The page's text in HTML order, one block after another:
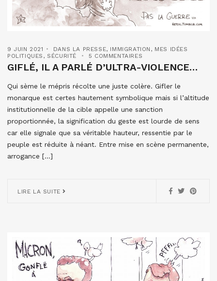
9 JUIN 2021 DANS LA PRESSE, IMMIGRATION , MES IDÉES
POLITIQUES , SÉCURITÉ 5 COMMENTAIRES
GIFLÉ, IL A PARLÉ D’ULTRA-VIOLENCE…
Qui sème le mépris récolte une juste colère. Gifler le
monarque est certes hautement symbolique mais si l’altitude
institutionnelle de la cible appelle une sanction
proportionnée, la signification du geste est lourde de sens
car elle signale que sa véritable hauteur, ressentie par le
peuple est réduite à néant. Entre mise en scène permanente,
arrogance […]
LIRE LA SUITE